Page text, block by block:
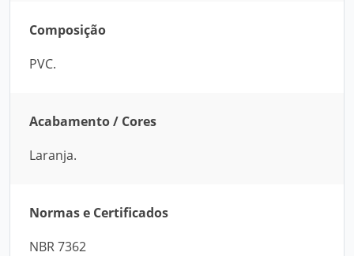
Composição
PVC.
Acabamento / Cores
Laranja.
Normas e Certificados
NBR 7362